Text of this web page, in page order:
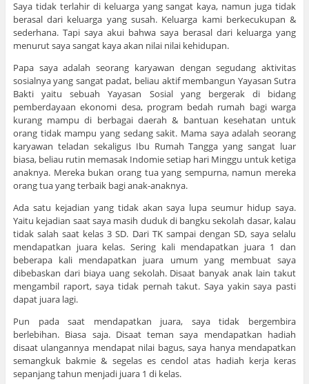
Saya tidak terlahir di keluarga yang sangat kaya, namun juga tidak
berasal dari keluarga yang susah. Keluarga kami berkecukupan &
sederhana. Tapi saya akui bahwa saya berasal dari keluarga yang
menurut saya sangat kaya akan nilai nilai kehidupan.
Papa saya adalah seorang karyawan dengan segudang aktivitas
sosialnya yang sangat padat, beliau aktif membangun Yayasan Sutra
Bakti yaitu sebuah Yayasan Sosial yang bergerak di bidang
pemberdayaan ekonomi desa, program bedah rumah bagi warga
kurang mampu di berbagai daerah & bantuan kesehatan untuk
orang tidak mampu yang sedang sakit. Mama saya adalah seorang
karyawan teladan sekaligus Ibu Rumah Tangga yang sangat luar
biasa, beliau rutin memasak Indomie setiap hari Minggu untuk ketiga
anaknya. Mereka bukan orang tua yang sempurna, namun mereka
orang tua yang terbaik bagi anak-anaknya.
Ada satu kejadian yang tidak akan saya lupa seumur hidup saya.
Yaitu kejadian saat saya masih duduk di bangku sekolah dasar, kalau
tidak salah saat kelas 3 SD. Dari TK sampai dengan SD, saya selalu
mendapatkan juara kelas. Sering kali mendapatkan juara 1 dan
beberapa kali mendapatkan juara umum yang membuat saya
dibebaskan dari biaya uang sekolah. Disaat banyak anak lain takut
mengambil raport, saya tidak pernah takut. Saya yakin saya pasti
dapat juara lagi.
Pun pada saat mendapatkan juara, saya tidak bergembira
berlebihan. Biasa saja. Disaat teman saya mendapatkan hadiah
disaat ulangannya mendapat nilai bagus, saya hanya mendapatkan
semangkuk bakmie & segelas es cendol atas hadiah kerja keras
sepanjang tahun menjadi juara 1 di kelas.